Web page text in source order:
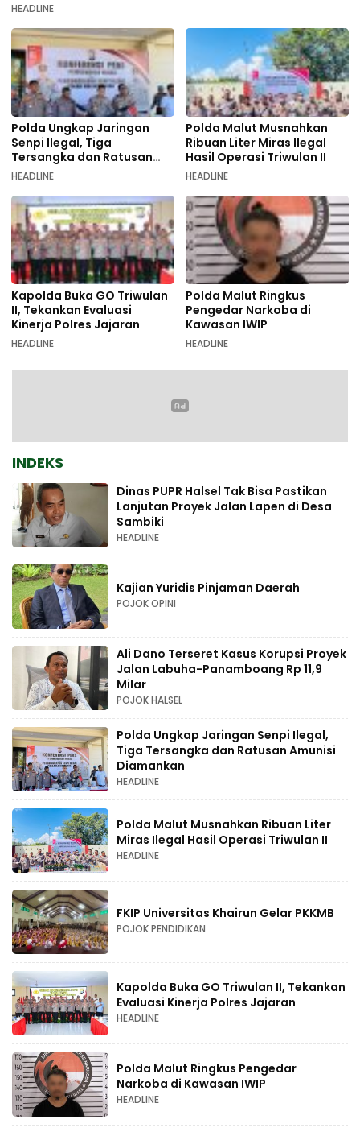
HEADLINE
Polda Ungkap Jaringan
Senpi Ilegal, Tiga
Tersangka dan Ratusan
Amunisi Diamankan
HEADLINE
Polda Malut Musnahkan
Ribuan Liter Miras Ilegal
Hasil Operasi Triwulan II
HEADLINE
Kapolda Buka GO Triwulan
II, Tekankan Evaluasi
Kinerja Polres Jajaran
HEADLINE
Polda Malut Ringkus
Pengedar Narkoba di
Kawasan IWIP
HEADLINE
INDEKS
Dinas PUPR Halsel Tak Bisa Pastikan
Lanjutan Proyek Jalan Lapen di Desa
Sambiki
HEADLINE
Kajian Yuridis Pinjaman Daerah
POJOK OPINI
Ali Dano Terseret Kasus Korupsi Proyek
Jalan Labuha-Panamboang Rp 11,9
Milar
POJOK HALSEL
Polda Ungkap Jaringan Senpi Ilegal,
Tiga Tersangka dan Ratusan Amunisi
Diamankan
HEADLINE
Polda Malut Musnahkan Ribuan Liter
Miras Ilegal Hasil Operasi Triwulan II
HEADLINE
FKIP Universitas Khairun Gelar PKKMB
POJOK PENDIDIKAN
Kapolda Buka GO Triwulan II, Tekankan
Evaluasi Kinerja Polres Jajaran
HEADLINE
Polda Malut Ringkus Pengedar
Narkoba di Kawasan IWIP
HEADLINE